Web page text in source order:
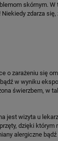
skórnym.
zdarza
o zarażeniu się
w wyniku
świerzbem, w
jest wizyta u
dzięki
alergiczne